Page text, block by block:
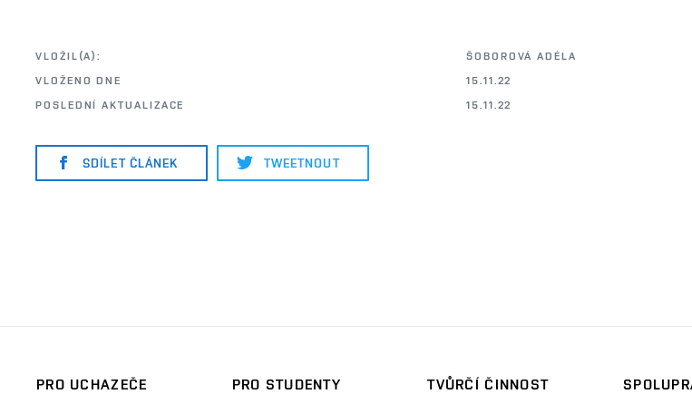
VLOŽIL(A):
ŠOBOROVÁ ADÉLA
VLOŽENO DNE
15.11.22
POSLEDNÍ AKTUALIZACE
15.11.22
SDÍLET ČLÁNEK TWEETNOUT
PRO UCHAZEČE
PRO STUDENTY
TVŮRČÍ ČINNOST